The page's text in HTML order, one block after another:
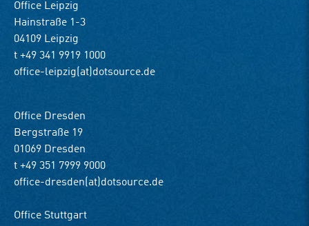
Office Leipzig
Hainstraße 1-3
04109 Leipzig
t +49 341 9919 1000
office-leipzig(at)dotsource.de
Office Dresden
Bergstraße 19
01069 Dresden
t +49 351 7999 9000
office-dresden(at)dotsource.de
Office Stuttgart